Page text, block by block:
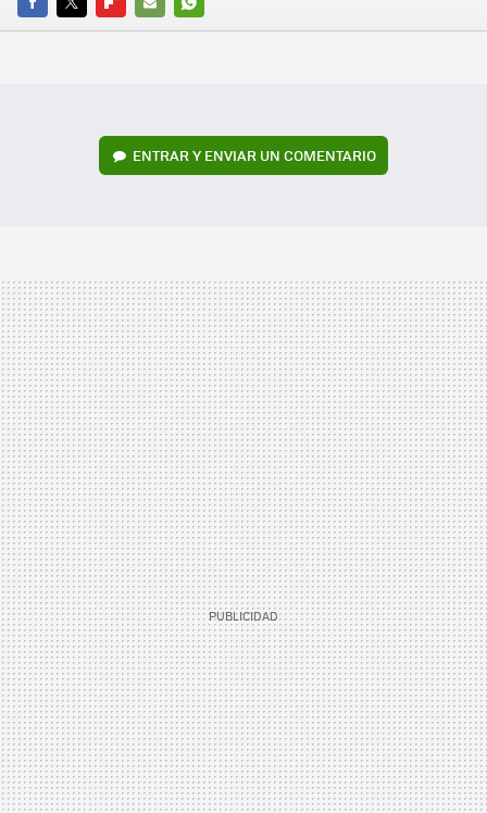
FACEBOOK
TWITTERFLIPBOARD
E-
WHATSAPP
ENTRAR Y ENVIAR UN COMENTARIO